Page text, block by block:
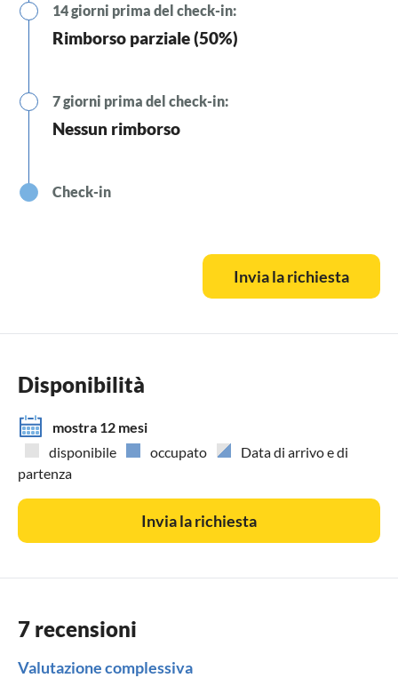
14 giorni prima del check-in:
Rimborso parziale (50%)
7 giorni prima del check-in:
Nessun rimborso
Check-in
Invia la richiesta
Disponibilità
mostra 12 mesi
disponibile
occupato
Data di arrivo e di
partenza
Invia la richiesta
7 recensioni
Valutazione complessiva